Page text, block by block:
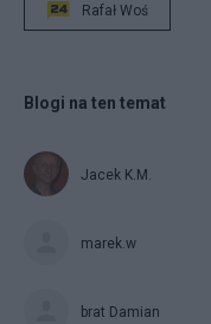
Rafał Woś
Blogi na ten temat
Jacek K.M.
marek.w
brat Damian